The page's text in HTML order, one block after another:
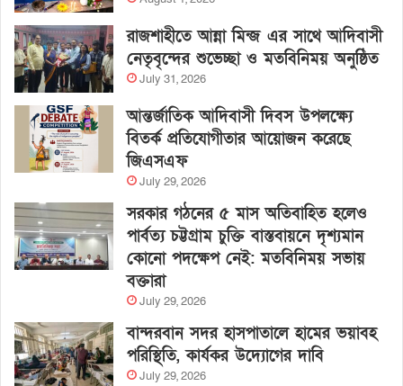
রাজশাহীতে আন্না মিন্জ এর সাথে আদিবাসী
নেতৃবৃন্দের শুভেচ্ছা ও মতবিনিময় অনুষ্ঠিত
July 31, 2026
আন্তর্জাতিক আদিবাসী দিবস উপলক্ষ্যে
বিতর্ক প্রতিযোগীতার আয়োজন করেছে
জিএসএফ
July 29, 2026
সরকার গঠনের ৫ মাস অতিবাহিত হলেও
পার্বত্য চট্টগ্রাম চুক্তি বাস্তবায়নে দৃশ্যমান
কোনো পদক্ষেপ নেই: মতবিনিময় সভায়
বক্তারা
July 29, 2026
বান্দরবান সদর হাসপাতালে হামের ভয়াবহ
পরিস্থিতি, কার্যকর উদ্যোগের দাবি
July 29, 2026